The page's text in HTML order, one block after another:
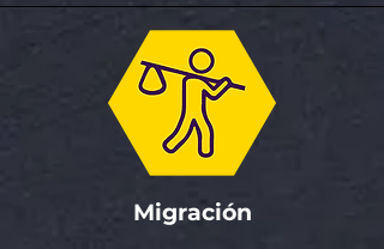
Migración